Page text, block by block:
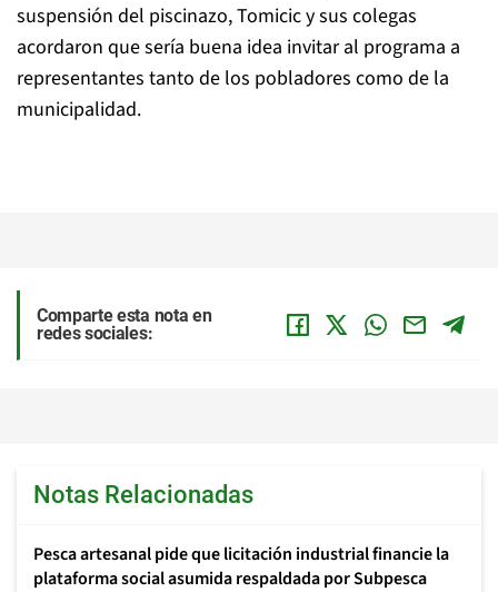
suspensión del piscinazo, Tomicic y sus colegas
acordaron que sería buena idea invitar al programa a
representantes tanto de los pobladores como de la
municipalidad.
Comparte esta nota en
redes sociales:
Notas Relacionadas
Pesca artesanal pide que licitación industrial financie la
plataforma social asumida respaldada por Subpesca